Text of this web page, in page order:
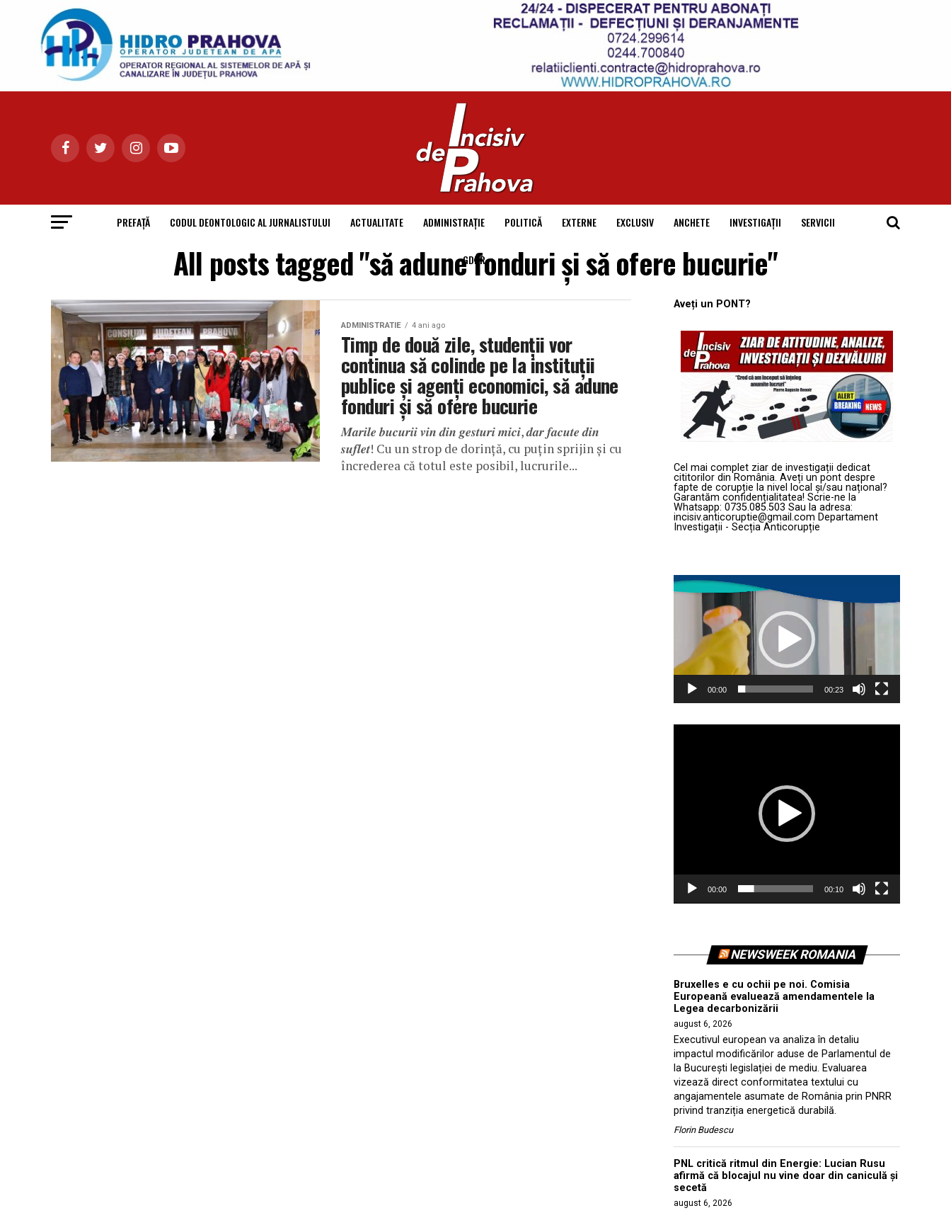
PREFAȚĂ CODUL DEONTOLOGIC AL JURNALISTULUI ACTUALITATE ADMINISTRAȚIE POLITICĂ EXTERNE EXCLUSIV ANCHETE INVESTIGAȚII SERVICII
GDPR
All posts tagged "să adune fonduri şi să ofere bucurie"
ADMINISTRATIE 4 ani ago
Timp de două zile, studenţii vor
continua să colinde pe la instituţii
publice şi agenţi economici, să adune
fonduri şi să ofere bucurie
𝑴𝒂𝒓𝒊𝒍𝒆 𝒃𝒖𝒄𝒖𝒓𝒊𝒊 𝒗𝒊𝒏 𝒅𝒊𝒏 𝒈𝒆𝒔𝒕𝒖𝒓𝒊 𝒎𝒊𝒄𝒊, 𝒅𝒂𝒓 𝒇𝒂𝒄𝒖𝒕𝒆 𝒅𝒊𝒏
𝒔𝒖𝒇𝒍𝒆𝒕! Cu un strop de dorinţă, cu puţin sprijin şi cu
încrederea că totul este posibil, lucrurile...
Aveți un PONT?
Cel mai complet ziar de investigații dedicat
cititorilor din România. Aveți un pont despre
fapte de corupție la nivel local și/sau național?
Garantăm confidențialitatea! Scrie-ne la
Whatsapp: 0735.085.503 Sau la adresa:
incisiv.anticoruptie@gmail.com Departament
Investigații - Secția Anticorupție
Player
video
00:00 00:23
Player
00:00 00:10
NEWSWEEK ROMANIA
Bruxelles e cu ochii pe noi. Comisia
Europeană evaluează amendamentele la
Legea decarbonizării
august 6, 2026
Executivul european va analiza în detaliu
impactul modificărilor aduse de Parlamentul de
la București legislației de mediu. Evaluarea
vizează direct conformitatea textului cu
angajamentele asumate de România prin PNRR
privind tranziția energetică durabilă.
Florin Budescu
PNL critică ritmul din Energie: Lucian Rusu
afirmă că blocajul nu vine doar din caniculă și
secetă
august 6, 2026